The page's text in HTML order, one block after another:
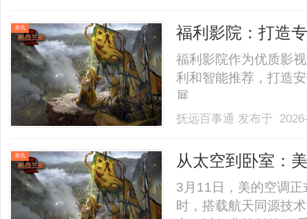
资讯 福利影院：打造
福利影院作为优质影
利和智能推荐，打造
展。......
抚远百事通 发布于
资讯
从太空到卧室：
定义“四季空调”
3月11日，美的空调
时，搭载航天同源技